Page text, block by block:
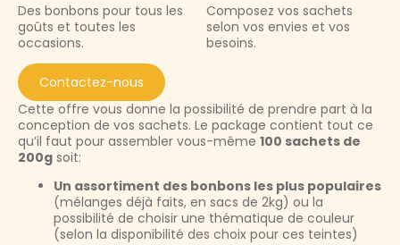
Des bonbons pour tous les
goûts et toutes les
occasions.
Composez vos sachets
selon vos envies et vos
besoins.
Contactez-nous
Cette offre vous donne la possibilité de prendre part à la
conception de vos sachets. Le package contient tout ce
qu’il faut pour assembler vous-même 100 sachets de
200g soit:
Un assortiment des bonbons les plus populaires
(mélanges déjà faits, en sacs de 2kg) ou la
possibilité de choisir une thématique de couleur
(selon la disponibilité des choix pour ces teintes)